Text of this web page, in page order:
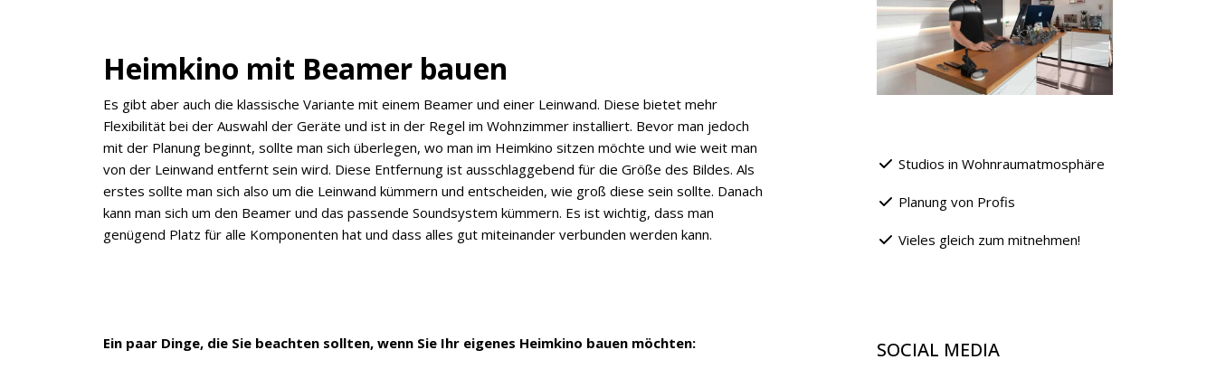
Heimkino mit Beamer bauen
Es gibt aber auch die klassische Variante mit einem Beamer und einer Leinwand. Diese bietet mehr
Flexibilität bei der Auswahl der Geräte und ist in der Regel im Wohnzimmer installiert. Bevor man jedoch
mit der Planung beginnt, sollte man sich überlegen, wo man im Heimkino sitzen möchte und wie weit man
von der Leinwand entfernt sein wird. Diese Entfernung ist ausschlaggebend für die Größe des Bildes. Als
erstes sollte man sich also um die Leinwand kümmern und entscheiden, wie groß diese sein sollte. Danach
kann man sich um den Beamer und das passende Soundsystem kümmern. Es ist wichtig, dass man
genügend Platz für alle Komponenten hat und dass alles gut miteinander verbunden werden kann.
Ein paar Dinge, die Sie beachten sollten, wenn Sie Ihr eigenes Heimkino bauen möchten:
Studios in Wohnraumatmosphäre
Planung von Profis
Vieles gleich zum mitnehmen!
SOCIAL MEDIA